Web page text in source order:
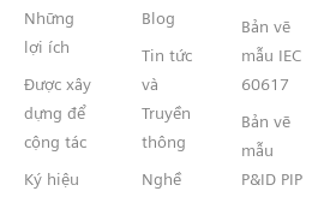
Những
lợi ích
Được xây
dựng để
cộng tác
Ký hiệu
Blog
Tin tức
và
Truyền
thông
Nghề
Bản vẽ
mẫu IEC
60617
Bản vẽ
mẫu
P&ID PIP